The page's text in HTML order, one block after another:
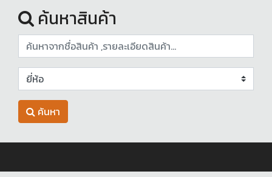
ค้นหาสินค้า
ค้นหา